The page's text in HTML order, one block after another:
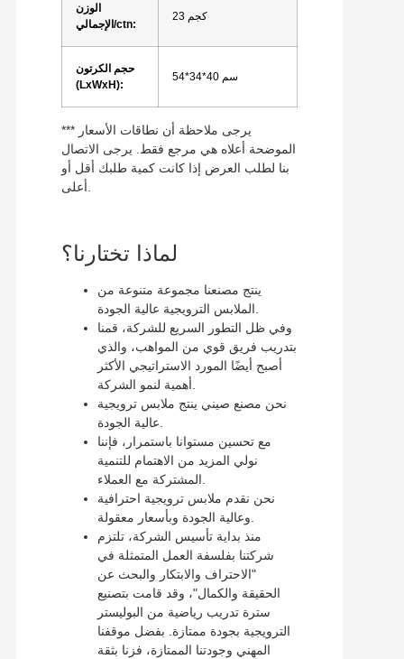
الوزن
الإجمالي/ctn:
23 كجم
حجم الكرتون
(LxWxH):
54*34*40 سم
*** يرجى ملاحظة أن نطاقات الأسعار
الموضحة أعلاه هي مرجع فقط. يرجى الاتصال
بنا لطلب العرض إذا كانت كمية طلبك أقل أو
لماذا تختارنا؟
ينتج مصنعنا مجموعة متنوعة من
الملابس الترويجية عالية الجودة.
وفي ظل التطور السريع للشركة، قمنا
بتدريب فريق قوي من المواهب، والذي
أصبح أيضًا المورد الاستراتيجي الأكثر
أهمية لنمو الشركة.
نحن مصنع صيني ينتج ملابس ترويجية
عالية الجودة.
مع تحسين مستوانا باستمرار، فإننا
نولي المزيد من الاهتمام للتنمية
المشتركة مع العملاء.
نحن نقدم ملابس ترويجية احترافية
وعالية الجودة وبأسعار معقولة.
منذ بداية تأسيس الشركة، تلتزم
شركتنا بفلسفة العمل المتمثلة في
"الاحتراف والابتكار والبحث عن
الحقيقة والكمال"، وقد قامت بتصنيع
سترة تدريب رياضية من البوليستر
الترويجية بجودة ممتازة. بفضل موقفنا
المهني وجودتنا الممتازة، فزنا بثقة